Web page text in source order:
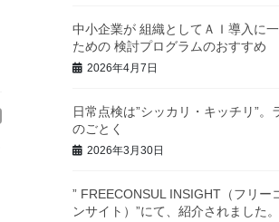
中小企業が 組織としてＡＩ導入に
ための 検討プログラムのおすすめ
2026年4月7日
日常点検は”シッカリ・キッチリ”。
のごとく
2026年3月30日
” FREECONSUL INSIGHT（フリー
ンサイト）”にて、紹介されました。